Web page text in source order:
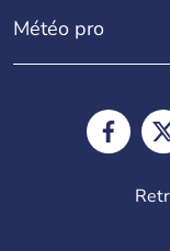
Météo pro